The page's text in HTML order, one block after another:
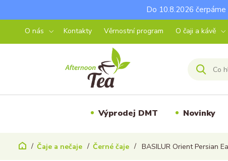
Do 10.8.2026
O nás Kontakty Věrnostní program O čaji a kávě
Výprodej DMT Novinky
Čaje a nečaje Černé čaje BASILUR Orient Persian